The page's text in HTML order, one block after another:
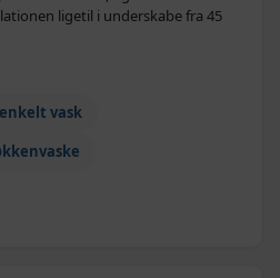
ligetil i underskabe fra 45
enkelt vask